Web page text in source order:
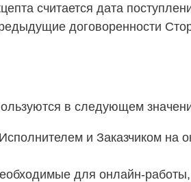
считается дата
договоренности
в следующем
и Заказчиком на
для онлайн-